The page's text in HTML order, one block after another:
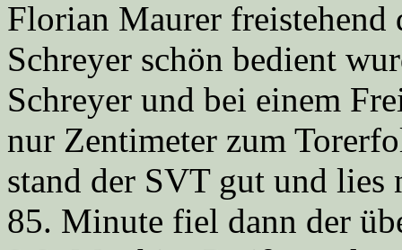
Florian Maurer
Schreyer schön bedient
Schreyer und bei einem
nur Zentimeter zum
stand der SVT gut und lies
85. Minute fiel dann der